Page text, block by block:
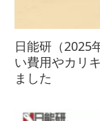
日能研（2025
い費用やカリ
ました